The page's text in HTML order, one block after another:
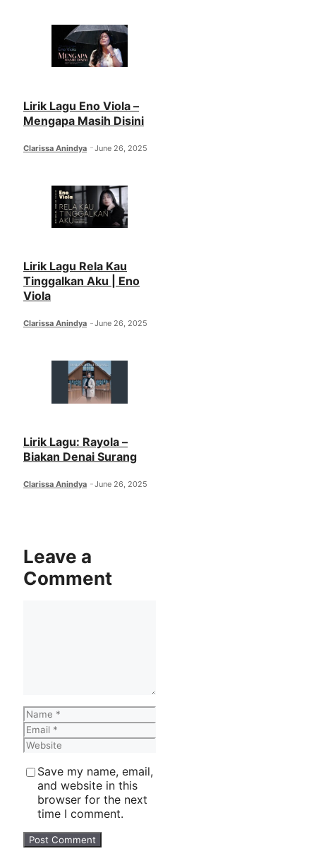
Lirik Lagu Eno Viola –
Mengapa Masih Disini
Clarissa Anindya June 26, 2025
Lirik Lagu Rela Kau
Tinggalkan Aku | Eno
Viola
Clarissa Anindya June 26, 2025
Lirik Lagu: Rayola –
Biakan Denai Surang
Clarissa Anindya June 26, 2025
Leave a
Comment
Name
Email
Website
Save my name, email,
and website in this
browser for the next
time I comment.